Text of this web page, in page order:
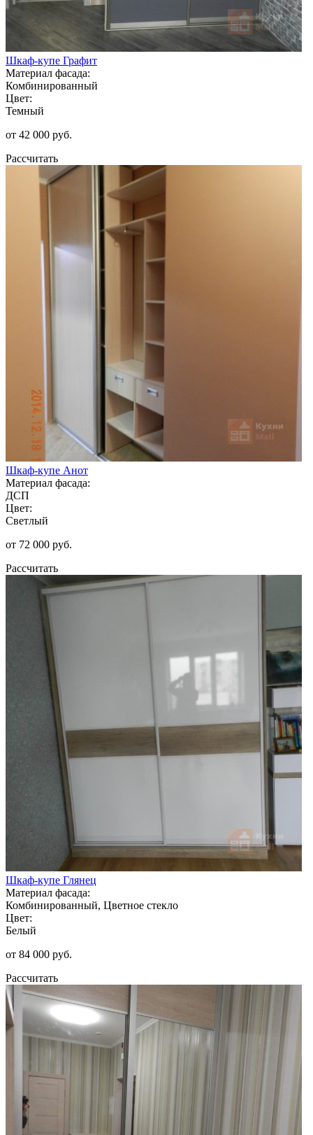
Шкаф-купе Графит
Материал фасада:
Комбинированный
Цвет:
Темный
от 42 000 руб.
Рассчитать
Шкаф-купе Анот
Материал фасада:
ДСП
Цвет:
Светлый
от 72 000 руб.
Рассчитать
Шкаф-купе Глянец
Материал фасада:
Комбинированный, Цветное стекло
Цвет:
Белый
от 84 000 руб.
Рассчитать